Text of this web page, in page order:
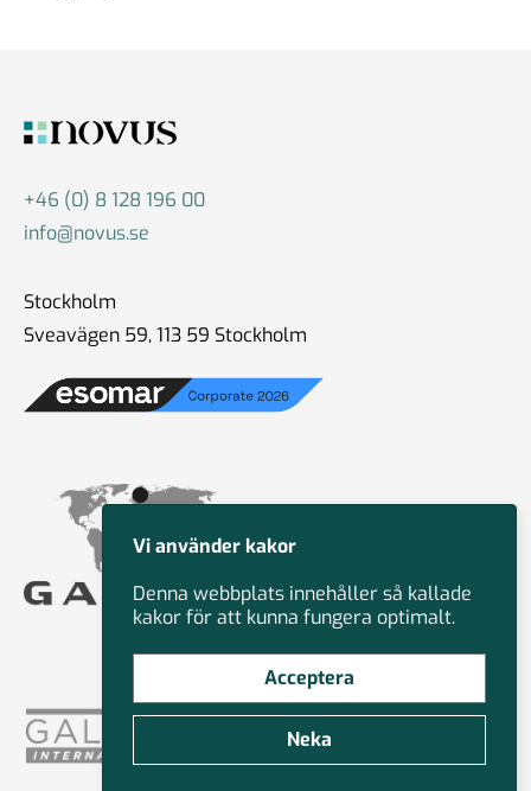
+46 (0) 8 128 196 00
info@novus.se
Stockholm
Sveavägen 59, 113 59 Stockholm
Vi använder kakor
Denna webbplats innehåller så kallade
kakor för att kunna fungera optimalt.
Acceptera
Neka